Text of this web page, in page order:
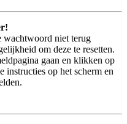
wachtwoord niet terug
om deze te resetten.
gaan en klikken op
instructies op het scherm en